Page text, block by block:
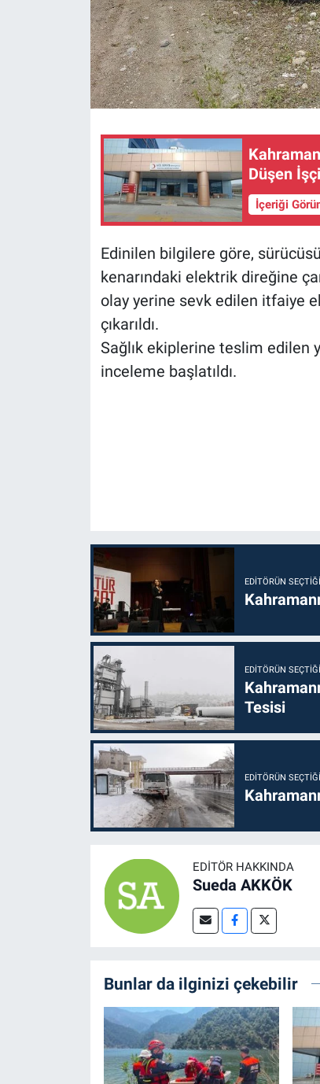
Düşen
İçeriği
Edinilen bilgilere göre,
kenarındaki elektrik direğine
olay yerine sevk edilen itfaiye
çıkarıldı.
Sağlık ekiplerine teslim edilen
inceleme başlatıldı.
EDITÖRÜN SEÇTIĞI
EDITÖRÜN SEÇTIĞI
Tesisi
EDITÖRÜN SEÇTIĞI
EDITÖR HAKKINDA
Sueda AKKÖK
Bunlar da ilginizi çekebilir
KÜLTÜR-SANAT